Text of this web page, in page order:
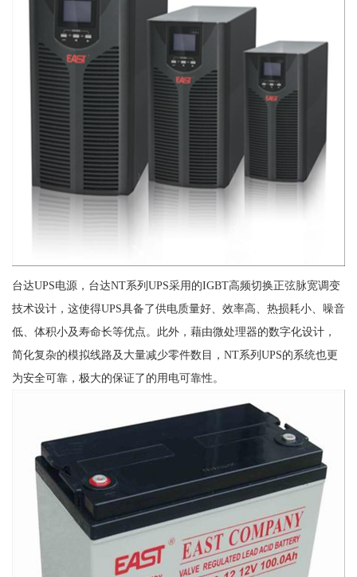
台达UPS电源，台达NT系列UPS采用的IGBT高频切换正弦脉宽调变
技术设计，这使得UPS具备了供电质量好、效率高、热损耗小、噪音
低、体积小及寿命长等优点。此外，藉由微处理器的数字化设计，
简化复杂的模拟线路及大量减少零件数目，NT系列UPS的系统也更
为安全可靠，极大的保证了的用电可靠性。